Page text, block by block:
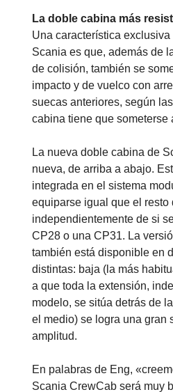
La doble cabina más
Una característica
Scania es que, además de
de colisión, también se
impacto y de vuelco con
suecas anteriores, según
cabina tiene que someterse
La nueva doble cabina de
nueva, de arriba a abajo.
integrada en el sistema
equiparse igual que el resto
independientemente de si
CP28 o una CP31. La
también está disponible en
distintas: baja (la más
a que toda la extensión,
modelo, se sitúa detrás de
el medio) se logra una gran
amplitud.
En palabras de Eng,
Scania CrewCab será muy